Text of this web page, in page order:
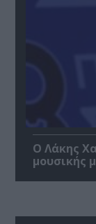
Ο Λάκης
μουσικής